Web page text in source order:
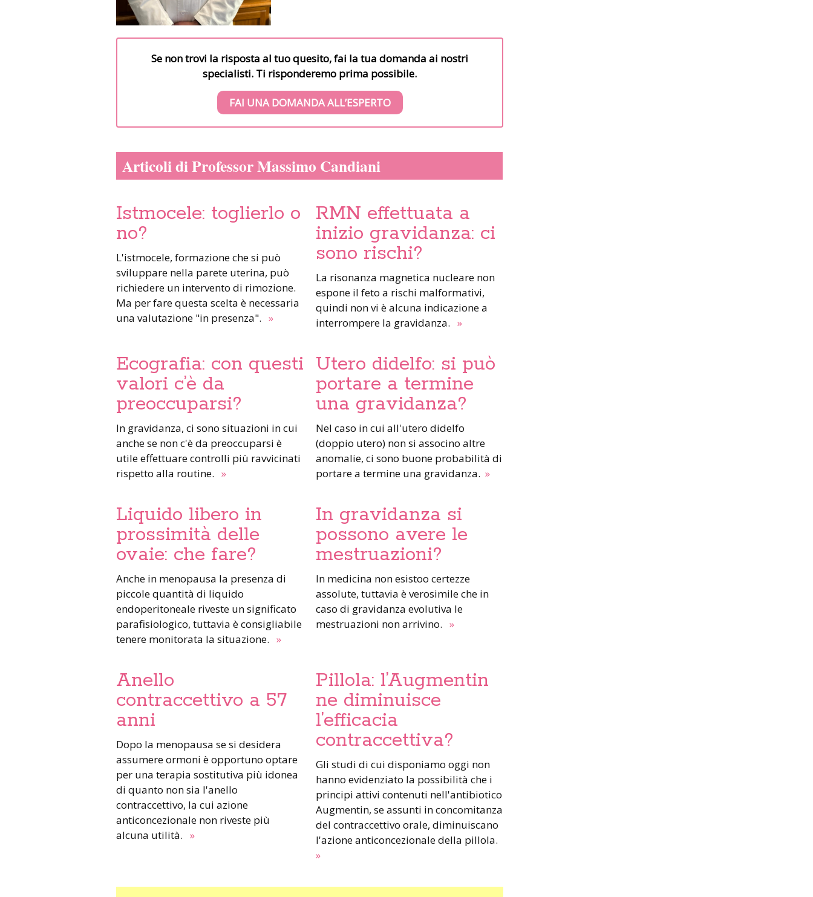
Se non trovi la risposta al tuo quesito, fai la tua domanda ai nostri
specialisti. Ti risponderemo prima possibile.
FAI UNA DOMANDA ALL’ESPERTO
Articoli di Professor Massimo Candiani
Istmocele: toglierlo o
no?
L'istmocele, formazione che si può
sviluppare nella parete uterina, può
richiedere un intervento di rimozione.
Ma per fare questa scelta è necessaria
una valutazione "in presenza". »
RMN effettuata a
inizio gravidanza: ci
sono rischi?
La risonanza magnetica nucleare non
espone il feto a rischi malformativi,
quindi non vi è alcuna indicazione a
interrompere la gravidanza. »
Ecografia: con questi
valori c’è da
preoccuparsi?
In gravidanza, ci sono situazioni in cui
anche se non c'è da preoccuparsi è
utile effettuare controlli più ravvicinati
rispetto alla routine. »
Utero didelfo: si può
portare a termine
una gravidanza?
Nel caso in cui all'utero didelfo
(doppio utero) non si associno altre
anomalie, ci sono buone probabilità di
portare a termine una gravidanza. »
Liquido libero in
prossimità delle
ovaie: che fare?
Anche in menopausa la presenza di
piccole quantità di liquido
endoperitoneale riveste un significato
parafisiologico, tuttavia è consigliabile
tenere monitorata la situazione. »
In gravidanza si
possono avere le
mestruazioni?
In medicina non esistoo certezze
assolute, tuttavia è verosimile che in
caso di gravidanza evolutiva le
mestruazioni non arrivino. »
Anello
contraccettivo a 57
anni
Dopo la menopausa se si desidera
assumere ormoni è opportuno optare
per una terapia sostitutiva più idonea
di quanto non sia l'anello
contraccettivo, la cui azione
anticoncezionale non riveste più
alcuna utilità. »
Pillola: l’Augmentin
ne diminuisce
l’efficacia
contraccettiva?
Gli studi di cui disponiamo oggi non
hanno evidenziato la possibilità che i
principi attivi contenuti nell'antibiotico
Augmentin, se assunti in concomitanza
del contraccettivo orale, diminuiscano
l'azione anticoncezionale della pillola.
»